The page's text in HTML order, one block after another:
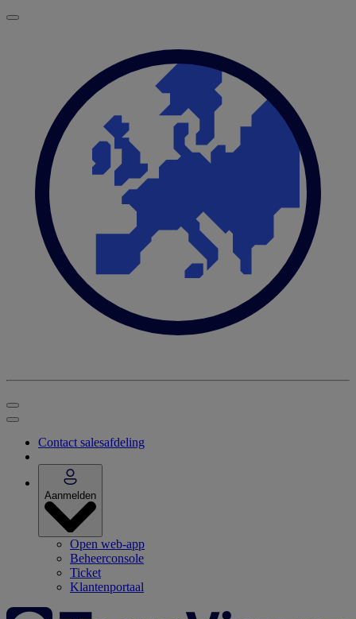
Contact salesafdeling
Aanmelden
Open web-app
Beheerconsole
Ticket
Klantenportaal